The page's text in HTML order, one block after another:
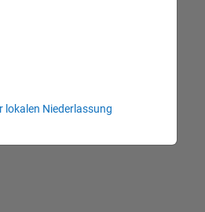
lokalen Niederlassung